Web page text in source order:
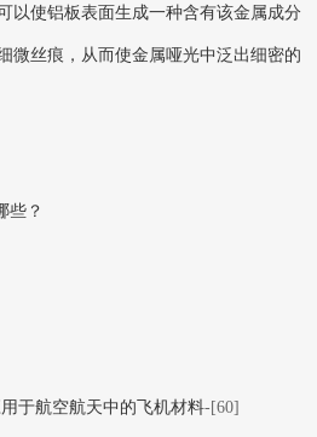
以使铝板表面生成一种含有该金属成分
微丝痕，从而使金属哑光中泛出细密的
些？
于航空航天中的飞机材料-[60]